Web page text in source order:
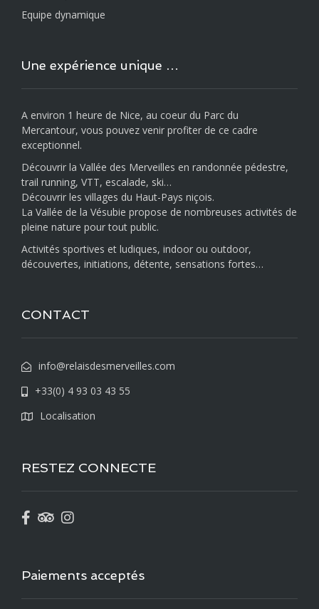
Equipe dynamique
Une expérience unique …
A environ 1 heure de Nice, au coeur du Parc du
Mercantour, vous pouvez venir profiter de ce cadre
exceptionnel.
Découvrir la Vallée des Merveilles en randonnée pédestre,
trail running, VTT, escalade, ski…
Découvrir les villages du Haut-Pays niçois.
La Vallée de la Vésubie propose de nombreuses activités de
pleine nature pour tout public.
Activités sportives et ludiques, indoor ou outdoor,
découvertes, initiations, détente, sensations fortes…
CONTACT
info@relaisdesmerveilles.com
+33(0) 4 93 03 43 55
Localisation
RESTEZ CONNECTE
Paiements acceptés